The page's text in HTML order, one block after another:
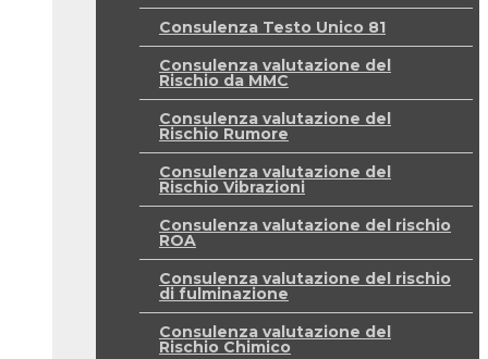
Consulenza Testo Unico 81
Consulenza valutazione del
Rischio da MMC
Consulenza valutazione del
Rischio Rumore
Consulenza valutazione del
Rischio Vibrazioni
Consulenza valutazione del rischio
ROA
Consulenza valutazione del rischio
di fulminazione
Consulenza valutazione del
Rischio Chimico